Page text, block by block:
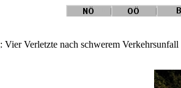
: Vier Verletzte nach schwerem